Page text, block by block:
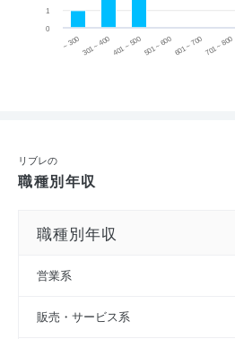
~ 300 301 ~ 400 401 ~ 500501 ~ 600601 ~ 700701 ~ 800
0
1
リブレの
職種別年収
職種別年収
営業系
販売・サービス系